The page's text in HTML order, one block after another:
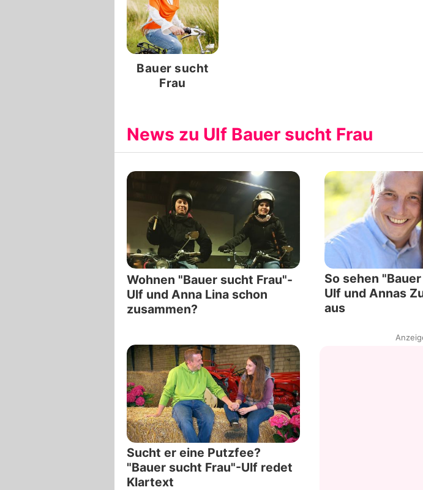
Bauer sucht
Frau
News zu Ulf Bauer sucht Frau
Wohnen "Bauer sucht Frau"-
Ulf und Anna Lina schon
zusammen?
So sehen
Ulf und Annas
aus
Sucht er eine Putzfee?
"Bauer sucht Frau"-Ulf redet
Klartext